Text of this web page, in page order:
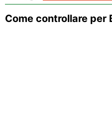
Come controllare per